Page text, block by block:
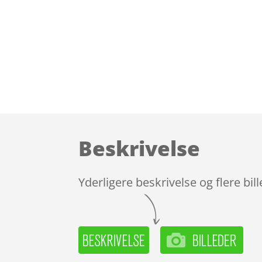
Beskrivelse
Yderligere beskrivelse og flere